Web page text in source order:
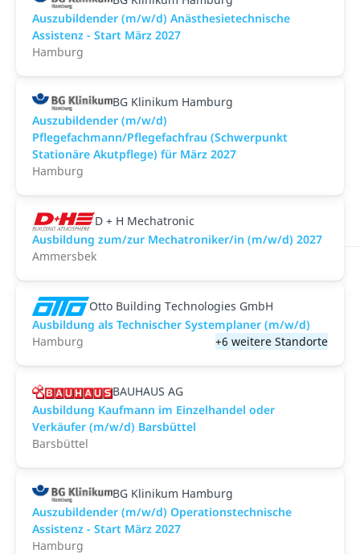
Auszubildender (m/w/d) Anästhesietechnische
Assistenz - Start März 2027
Hamburg
BG Klinikum Hamburg
Auszubildender (m/w/d)
Pflegefachmann/Pflegefachfrau (Schwerpunkt
Stationäre Akutpflege) für März 2027
Hamburg
D + H Mechatronic
Ausbildung zum/zur Mechatroniker/in (m/w/d) 2027
Ammersbek
Otto Building Technologies GmbH
Ausbildung als Technischer Systemplaner (m/w/d)
Hamburg
+6 weitere Standorte
BAUHAUS AG
Ausbildung Kaufmann im Einzelhandel oder
Verkäufer (m/w/d) Barsbüttel
Barsbüttel
BG Klinikum Hamburg
Auszubildender (m/w/d) Operationstechnische
Assistenz - Start März 2027
Hamburg